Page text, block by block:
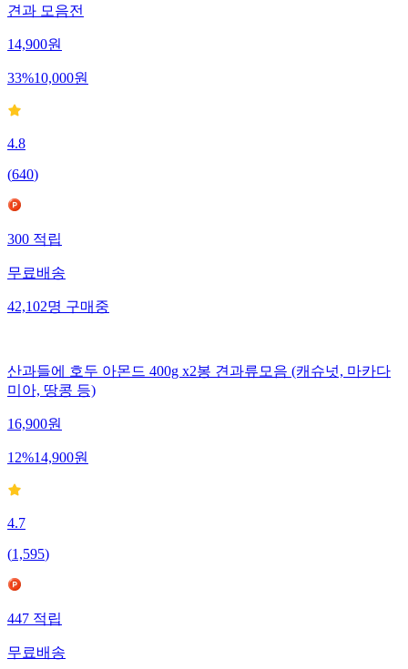
견과 모음전
14,900원
33%10,000원
4.8
(640)
300적립
무료배송
42,102명구매중
산과들에 호두 아몬드 400g x2봉 견과류모음 (캐슈넛, 마카다
미아, 땅콩 등)
16,900원
12%14,900원
4.7
(1,595)
447적립
무료배송